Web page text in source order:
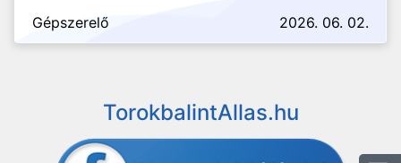
Gépszerelő 2026. 06. 02.
TorokbalintAllas.hu